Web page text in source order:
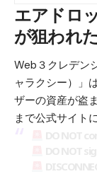
エアドロ
が狙われた
Web３クレデン
ャラクシー）」
ザーの資産が盗
まで公式サイト